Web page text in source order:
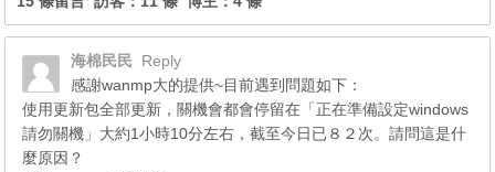
海棉民民
Reply
感謝wanmp大的提供~目前遇到問題如下：
使用更新包全部更新，關機會都會停留在「正在準備設定windows
請勿關機」大約1小時10分左右，截至今日已８２次。請問這是什
麼原因？